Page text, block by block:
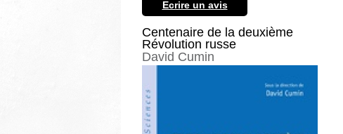
Ecrire un avis
Centenaire de la deuxième
Révolution russe
David Cumin